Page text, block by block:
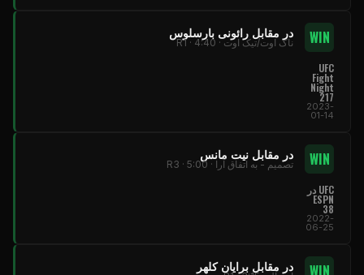
WIN در مقابل رائونی بارسلوس
ناک اوت/تیک اوت · R1 · 4:40
UFC
Fight
Night
217
2023-
01-14
WIN در مقابل نیت مانس
تصمیم - به اتفاق آرا · R3 · 5:00
UFC در
ESPN
38
2022-
06-25
WIN در مقابل برایان کلهر